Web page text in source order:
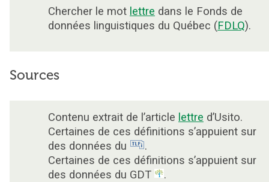
Chercher le mot lettre dans le Fonds de
données linguistiques du Québec (FDLQ).
Sources
Contenu extrait de l’article lettre d’Usito.
Certaines de ces définitions s’appuient sur
des données du
.
Certaines de ces définitions s’appuient sur
des données du GDT
.